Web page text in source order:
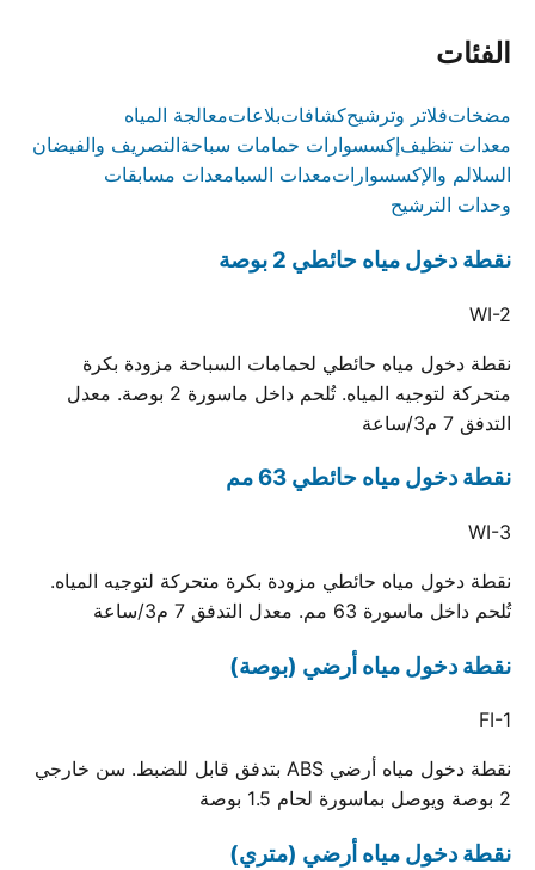
الفئات
مضخاتفلاتر وترشيحكشافاتبلاعاتمعالجة المياه
معدات تنظيفإكسسوارات حمامات سباحةالتصريف والفيضان
السلالم والإكسسواراتمعدات السبامعدات مسابقات
وحدات الترشيح
نقطة دخول مياه حائطي 2 بوصة
WI-2
نقطة دخول مياه حائطي لحمامات السباحة مزودة بكرة
متحركة لتوجيه المياه. تُلحم داخل ماسورة 2 بوصة. معدل
التدفق 7 م3/ساعة
نقطة دخول مياه حائطي 63 مم
WI-3
نقطة دخول مياه حائطي مزودة بكرة متحركة لتوجيه المياه.
تُلحم داخل ماسورة 63 مم. معدل التدفق 7 م3/ساعة
نقطة دخول مياه أرضي (بوصة)
FI-1
نقطة دخول مياه أرضي ABS بتدفق قابل للضبط. سن خارجي
2 بوصة ويوصل بماسورة لحام 1.5 بوصة
نقطة دخول مياه أرضي (متري)